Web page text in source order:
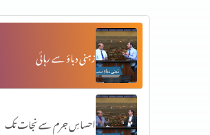
زہنی دباؤ سے رہائی
احساسِ جرم سے نجات تک